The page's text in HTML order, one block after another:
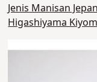
Jenis Manisan
Higashiyama